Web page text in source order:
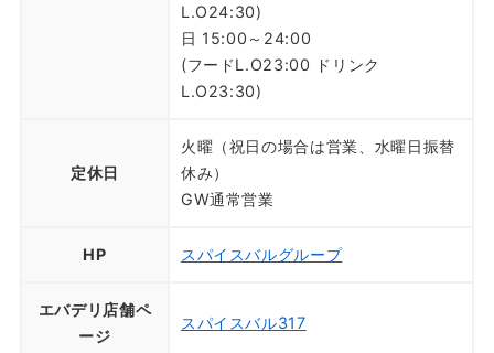
L.O24:30)
日 15:00～24:00
(フードL.O23:00 ドリンク
L.O23:30)
定休日
火曜（祝日の場合は営業、水曜日振替
休み）
GW通常営業
HP スパイスバルグループ
エバデリ店舗ペ
ージ
スパイスバル317